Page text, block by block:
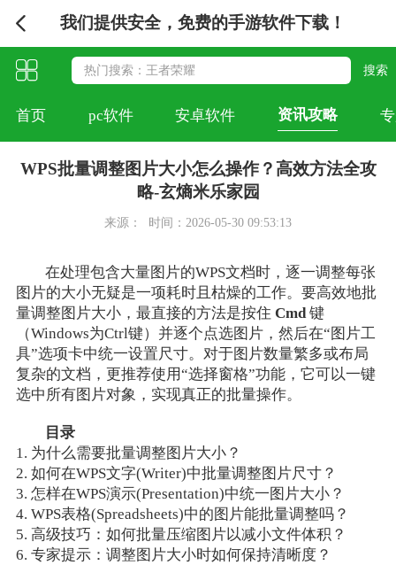
我们提供安全，免费的手游软件下载！
首页 pc软件 安卓软件 资讯攻略
WPS批量调整图片大小怎么操作？高效方法全攻
略-玄熵米乐家园
来源： 时间：2026-05-30 09:53:13
在处理包含大量图片的WPS文档时，逐一调整每张
图片的大小无疑是一项耗时且枯燥的工作。要高效地批
量调整图片大小，最直接的方法是按住 Cmd键
（Windows为Ctrl键）并逐个点选图片，然后在“图片工
具”选项卡中统一设置尺寸。对于图片数量繁多或布局
复杂的文档，更推荐使用“选择窗格”功能，它可以一键
选中所有图片对象，实现真正的批量操作。
目录
1. 为什么需要批量调整图片大小？
2. 如何在WPS文字(Writer)中批量调整图片尺寸？
3. 怎样在WPS演示(Presentation)中统一图片大小？
4. WPS表格(Spreadsheets)中的图片能批量调整吗？
5. 高级技巧：如何批量压缩图片以减小文件体积？
6. 专家提示：调整图片大小时如何保持清晰度？